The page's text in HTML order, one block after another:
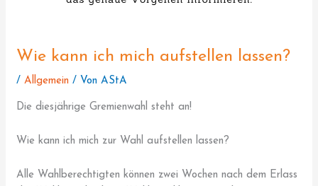
Wie kann ich mich aufstellen lassen?
/Allgemein / VonAStA
Die diesjährige Gremienwahl steht an!
Wie kann ich mich zur Wahl aufstellen lassen?
Alle Wahlberechtigten können zwei Wochen nach dem Erlass